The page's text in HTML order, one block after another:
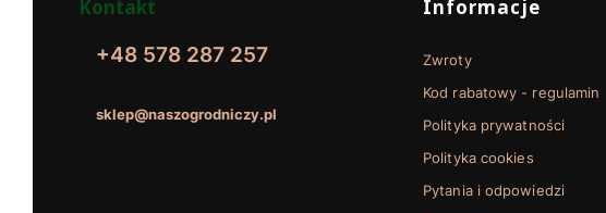
Kontakt
+48 578 287 257
sklep@naszogrodniczy.pl
Linki w stopce
Informacje
Zwroty
Kod rabatowy - regulamin
Polityka prywatności
Polityka cookies
Pytania i odpowiedzi